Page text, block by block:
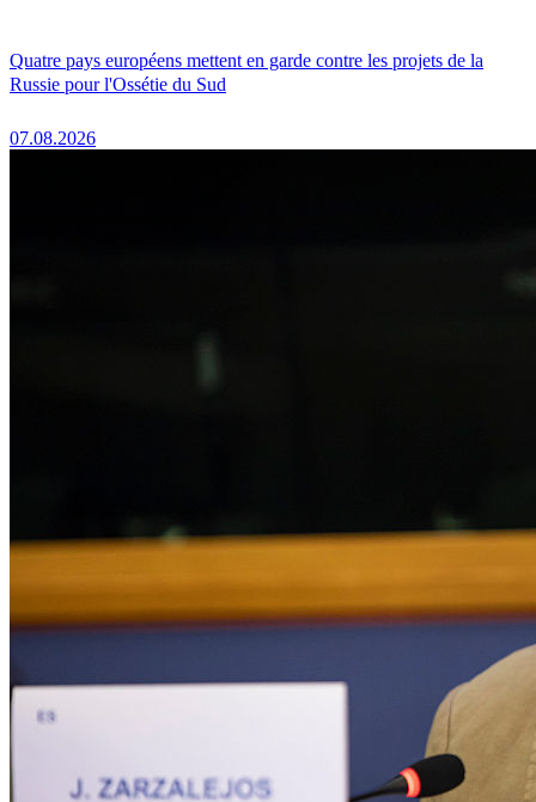
Quatre pays européens mettent en garde contre les projets de la
Russie pour l'Ossétie du Sud
07.08.2026